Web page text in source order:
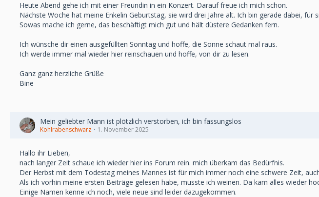
Heute Abend gehe ich mit einer Freundin in ein Konzert. Darauf freue ich mich schon.
Nächste Woche hat meine Enkelin Geburtstag, sie wird drei Jahre alt. Ich bin gerade dabei,
Sowas mache ich gerne, das beschäftigt mich gut und hält düstere Gedanken fern.
Ich wünsche dir einen ausgefüllten Sonntag und hoffe, die Sonne schaut mal raus.
Ich werde immer mal wieder hier reinschauen und hoffe, von dir zu lesen.
Ganz ganz herzliche Grüße
Bine
Mein geliebter Mann ist plötzlich verstorben, ich bin fassungslos
Kohlrabenschwarz 1. November 2025
Hallo ihr Lieben,
nach langer Zeit schaue ich wieder hier ins Forum rein. mich überkam das Bedürfnis.
Der Herbst mit dem Todestag meines Mannes ist für mich immer noch eine schwere Zeit,
Als ich vorhin meine ersten Beiträge gelesen habe, musste ich weinen. Da kam alles wieder
Einige Namen kenne ich noch, viele neue sind leider dazugekommen.